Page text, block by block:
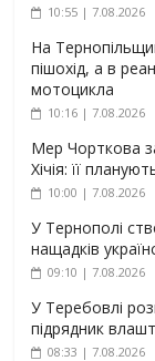
10:55 | 7.08.2026
На
пішохід, а в
мотоцикла
10:16 | 7.08.2026
Мер Чорткова
Хічія: її
10:00 | 7.08.2026
У Тернополі
нащадків
09:10 | 7.08.2026
У Теребовлі
підрядник
08:33 | 7.08.2026